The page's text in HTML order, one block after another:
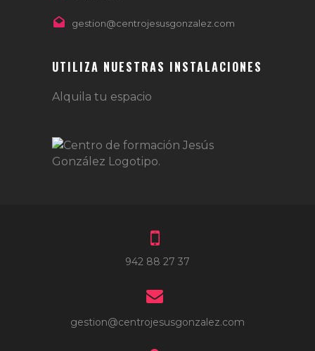
gestion@centrojesusgonzalez.com
UTILIZA NUESTRAS INSTALACIONES
Alquila tu espacio
942 88 27 37
gestion@centrojesusgonzalez.com